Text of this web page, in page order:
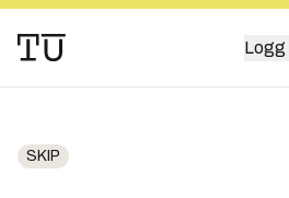
Logg
SKIP